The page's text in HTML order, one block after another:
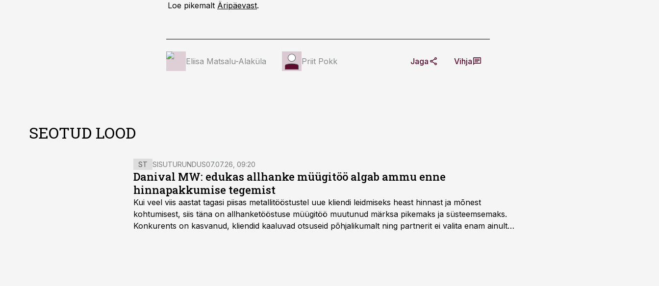
Loe pikemalt Äripäevast.
Eliisa Matsalu-Alaküla Priit Pokk Jaga Vihja
SEOTUD LOOD
ST SISUTURUNDUS07.07.26, 09:20
Danival MW: edukas allhanke müügitöö algab ammu enne
hinnapakkumise tegemist
Kui veel viis aastat tagasi piisas metallitööstustel uue kliendi leidmiseks heast hinnast ja mõnest
kohtumisest, siis täna on allhanketööstuse müügitöö muutunud märksa pikemaks ja süsteemsemaks.
Konkurents on kasvanud, kliendid kaaluvad otsuseid põhjalikumalt ning partnerit ei valita enam ainult